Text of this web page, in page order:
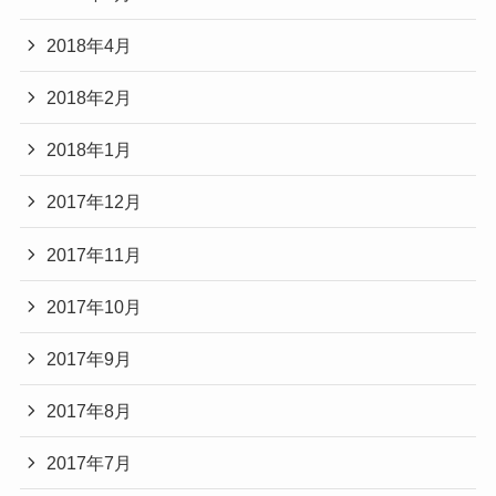
2018年4月
2018年2月
2018年1月
2017年12月
2017年11月
2017年10月
2017年9月
2017年8月
2017年7月